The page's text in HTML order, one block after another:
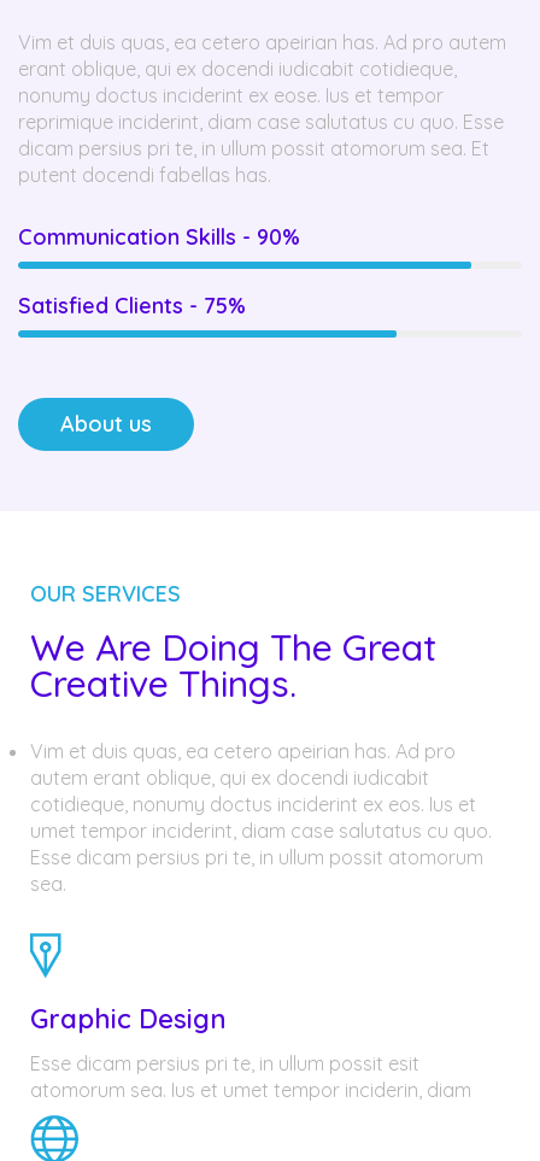
Vim et duis quas, ea cetero apeirian has. Ad pro autem
erant oblique, qui ex docendi iudicabit cotidieque,
nonumy doctus inciderint ex eose. Ius et tempor
reprimique inciderint, diam case salutatus cu quo. Esse
dicam persius pri te, in ullum possit atomorum sea. Et
putent docendi fabellas has.
Communication Skills - 90%
Satisfied Clients - 75%
About us
OUR SERVICES
We Are Doing The Great
Creative Things.
Vim et duis quas, ea cetero apeirian has. Ad pro
autem erant oblique, qui ex docendi iudicabit
cotidieque, nonumy doctus inciderint ex eos. Ius et
umet tempor inciderint, diam case salutatus cu quo.
Esse dicam persius pri te, in ullum possit atomorum
sea.
Graphic Design
Esse dicam persius pri te, in ullum possit esit
atomorum sea. Ius et umet tempor inciderin, diam